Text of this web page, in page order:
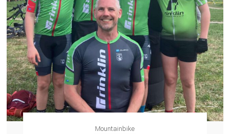
Mountainbike